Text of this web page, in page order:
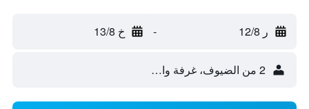
ر 12/8 - خ 13/8
2 من الضيوف، غرفة واحدة